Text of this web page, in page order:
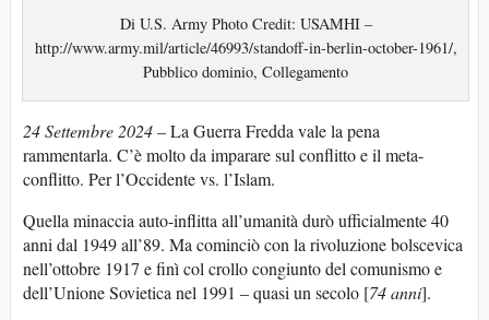
Di U.S. Army Photo Credit: USAMHI –
http://www.army.mil/article/46993/standoff-in-berlin-october-1961/,
Pubblico dominio, Collegamento
24 Settembre 2024– La Guerra Fredda vale la pena
rammentarla. C’è molto da imparare sul conflitto e il meta-
conflitto. Per l’Occidente vs. l’Islam.
Quella minaccia auto-inflitta all’umanità durò ufficialmente 40
anni dal 1949 all’89. Ma cominciò con la rivoluzione bolscevica
nell’ottobre 1917 e finì col crollo congiunto del comunismo e
dell’Unione Sovietica nel 1991 – quasi un secolo [74 anni].